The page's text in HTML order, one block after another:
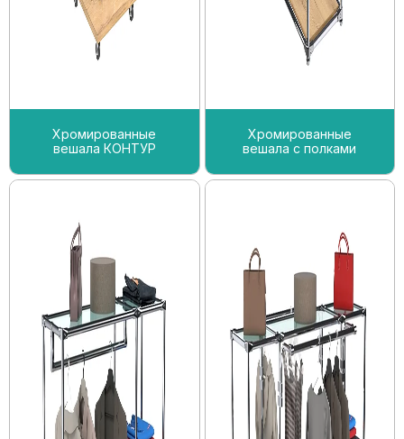
Хромированные
вешала КОНТУР
Хромированные
вешала с полками